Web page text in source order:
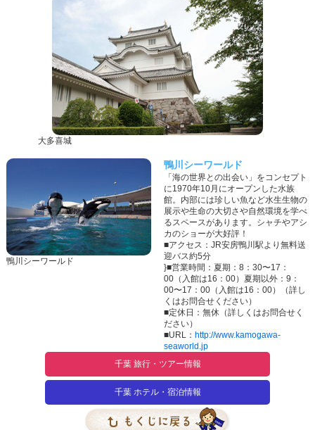
大多喜城
鴨川シーワールド
鴨川シーワールド
「海の世界との出会い」をコンセプト
に1970年10月にオープンした水族
館。内部には珍しい魚など水生生物の
展示や生命の大切さや自然環境を学べ
るスペースがあります。シャチやアシ
カのショーが大好評！
■アクセス：JR安房鴨川駅より無料送
迎バス約5分
}■営業時間：夏期：8：30〜17：
00（入館は16：00）夏期以外：9：
00〜17：00（入館は16：00）（詳し
くはお問合せください）
■定休日：無休（詳しくはお問合せく
ださい）
■URL： http://www.kamogawa-
seaworld.jp
千葉 旅行・ツアー情報
千葉 ホテル・宿泊情報